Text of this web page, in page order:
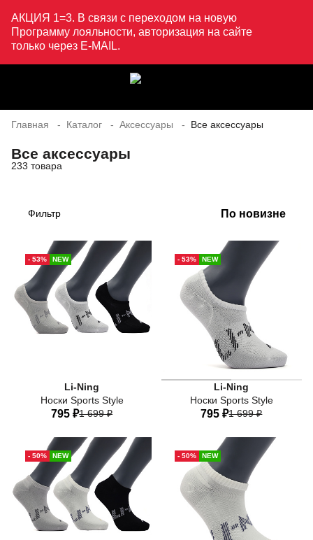
АКЦИЯ 1=3. В связи с переходом на новую
Программу лояльности, авторизация на сайте
только через E-MAIL.
Главная Каталог Аксессуары Все аксессуары
Все аксессуары
233 товара
Фильтр По новизне
- 53% NEW
Li-Ning
Носки Sports Style
795 ₽1 699 ₽
41-44 38-41 35-38
- 53% NEW
Li-Ning
Носки Sports Style
795 ₽1 699 ₽
41-44 38-41 35-38
- 50% NEW - 50% NEW